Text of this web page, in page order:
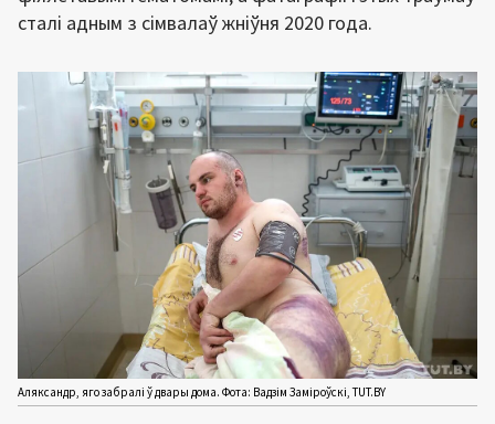
сталі адным з сімвалаў жніўня 2020 года.
Аляксандр, яго забралі ў двары дома. Фота: Вадзім Заміроўскі, TUT.BY